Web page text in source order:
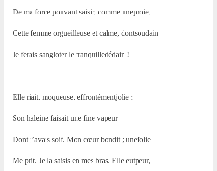
De ma force pouvant saisir, comme uneproie,
Cette femme orgueilleuse et calme, dontsoudain
Je ferais sangloter le tranquilledédain !
Elle riait, moqueuse, effrontémentjolie ;
Son haleine faisait une fine vapeur
Dont j’avais soif. Mon cœur bondit ; unefolie
Me prit. Je la saisis en mes bras. Elle eutpeur,